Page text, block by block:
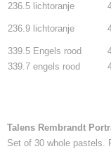
236.5 lichtoranje
236.9 lichtoranje
339.5 Engels rood
339.7 engels rood
Talens Rembrandt
Set of 30 whole pastels.